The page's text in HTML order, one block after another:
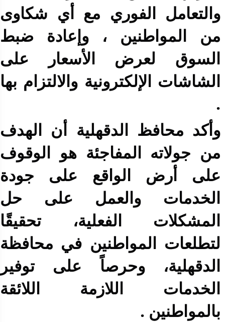
والتعامل الفوري مع أي شكاوى
من المواطنين ، وإعادة ضبط
السوق لعرض الأسعار على
الشاشات الإلكترونية والالتزام بها
.
وأكد محافظ الدقهلية أن الهدف
من جولاته المفاجئة هو الوقوف
على أرض الواقع على جودة
الخدمات والعمل على حل
المشكلات الفعلية، تحقيقًا
لتطلعات المواطنين في محافظة
الدقهلية، وحرصاً على توفير
الخدمات اللازمة اللائقة
بالمواطنين .